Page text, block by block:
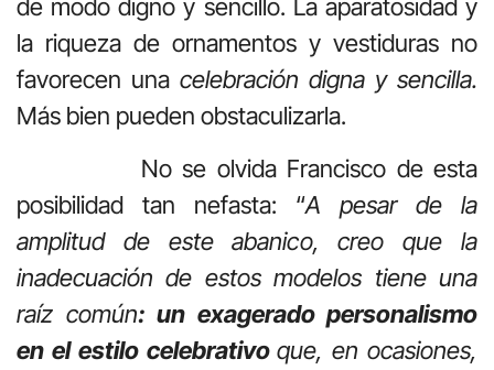
de modo digno y sencillo. La aparatosidad y
la riqueza de ornamentos y vestiduras no
favorecen una celebración digna y sencilla.
Más bien pueden obstaculizarla.
No se olvida Francisco de esta
posibilidad tan nefasta: “A pesar de la
amplitud de este abanico, creo que la
inadecuación de estos modelos tiene una
raíz común: un exagerado personalismo
en el estilo celebrativoque, en ocasiones,